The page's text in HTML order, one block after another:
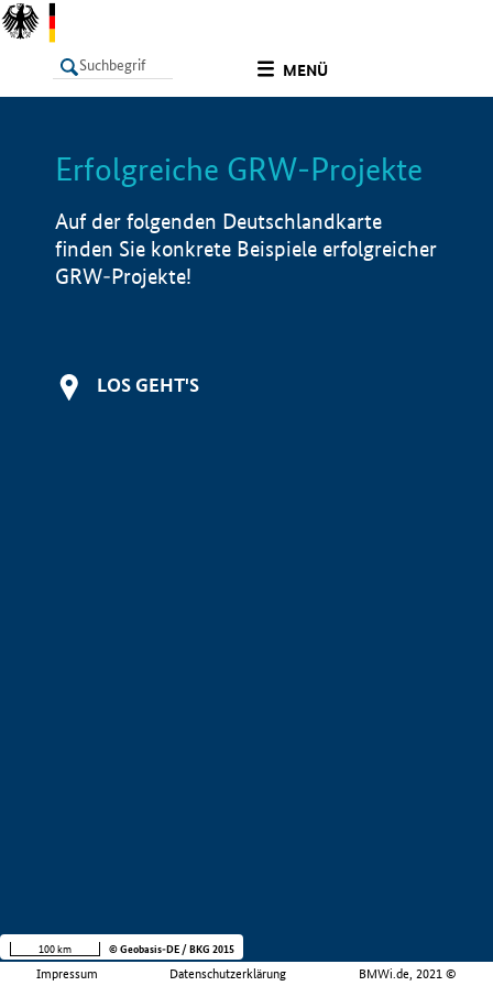
MENÜ
LISTE Info
Erfolgreiche GRW-Projekte
Auf der folgenden Deutschlandkarte
finden Sie konkrete Beispiele erfolgreicher
GRW-Projekte!
LOS GEHT'S
Impressum Datenschutzerklärung BMWi.de, 2021 ©
100 km © Geobasis-DE / BKG 2015